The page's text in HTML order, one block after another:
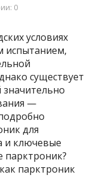
0
условиях
испытанием,
существует
—
для
и ключевые
парктроник?
парктроник